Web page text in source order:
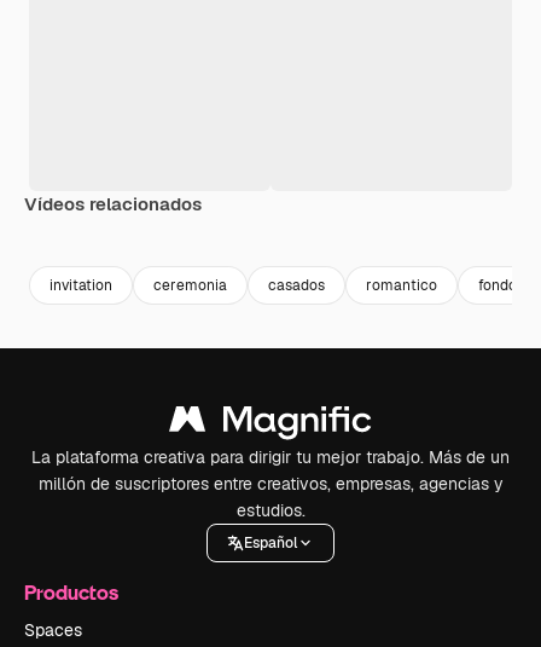
Vídeos relacionados
invitation ceremonia casados romantico fondo
La plataforma creativa para dirigir tu mejor trabajo. Más de un
millón de suscriptores entre creativos, empresas, agencias y
estudios.
Español
Productos
Spaces